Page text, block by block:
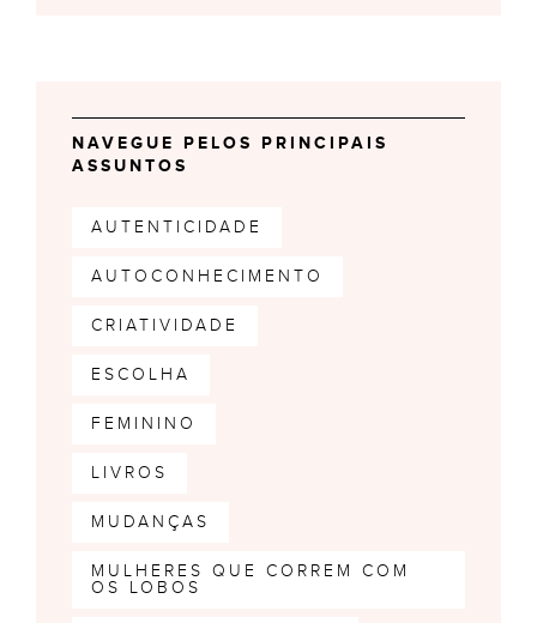
NAVEGUE PELOS PRINCIPAIS
ASSUNTOS
AUTENTICIDADE
AUTOCONHECIMENTO
CRIATIVIDADE
ESCOLHA
FEMININO
LIVROS
MUDANÇAS
MULHERES QUE CORREM COM
OS LOBOS